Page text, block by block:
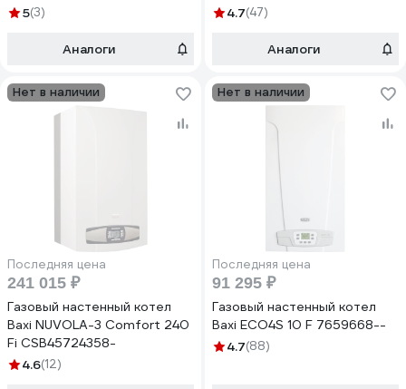
5(3)
Аналоги
4.7(47)
Аналоги
Нет в наличии
Последняя цена
241 015 ₽
Газовый настенный котел
Baxi NUVOLA-3 Comfort 240
Fi CSB45724358-
4.6(12)
Нет в наличии
Последняя цена
91 295 ₽
Газовый настенный котел
Baxi ECO4S 10 F 7659668--
4.7(88)